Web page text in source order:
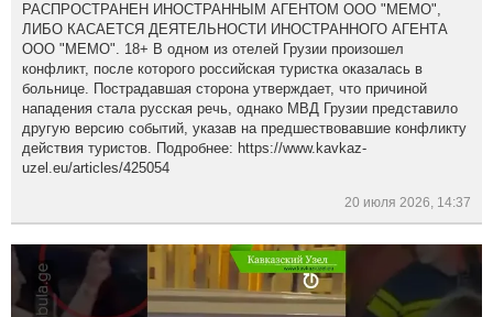
РАСПРОСТРАНЕН ИНОСТРАННЫМ АГЕНТОМ ООО "МЕМО",
ЛИБО КАСАЕТСЯ ДЕЯТЕЛЬНОСТИ ИНОСТРАННОГО АГЕНТА
ООО "МЕМО". 18+ В одном из отелей Грузии произошел
конфликт, после которого российская туристка оказалась в
больнице. Пострадавшая сторона утверждает, что причиной
нападения стала русская речь, однако МВД Грузии представило
другую версию событий, указав на предшествовавшие конфликту
действия туристов. Подробнее: https://www.kavkaz-
uzel.eu/articles/425054
20 июля 2026, 14:37